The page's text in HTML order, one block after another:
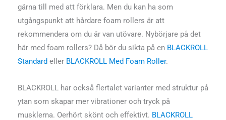
gärna till med att förklara. Men du kan ha som
utgångspunkt att hårdare foam rollers är att
rekommendera om du är van utövare. Nybörjare på det
här med foam rollers? Då bör du sikta på en BLACKROLL
Standard eller BLACKROLL Med Foam Roller.
BLACKROLL har också flertalet varianter med struktur på
ytan som skapar mer vibrationer och tryck på
musklerna. Oerhört skönt och effektivt. BLACKROLL